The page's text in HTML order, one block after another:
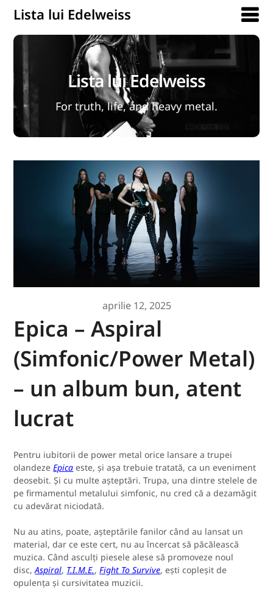
Lista lui Edelweiss
Lista lui Edelweiss
For truth, life, and heavy metal.
aprilie 12, 2025
Epica – Aspiral
(Simfonic/Power Metal)
– un album bun, atent
lucrat
Pentru iubitorii de power metal orice lansare a trupei
olandezeEpica este, și așa trebuie tratată, ca un eveniment
deosebit. Și cu multe așteptări. Trupa, una dintre stelele de
pe firmamentul metalului simfonic, nu cred că a dezamăgit
cu adevărat niciodată.
Nu au atins, poate, așteptările fanilor când au lansat un
material, dar ce este cert, nu au încercat să păcălească
muzica. Când asculți piesele alese să promoveze noul
disc,Aspiral, T.I.M.E.,Fight To Survive, ești copleșit de
opulența și cursivitatea muzicii.